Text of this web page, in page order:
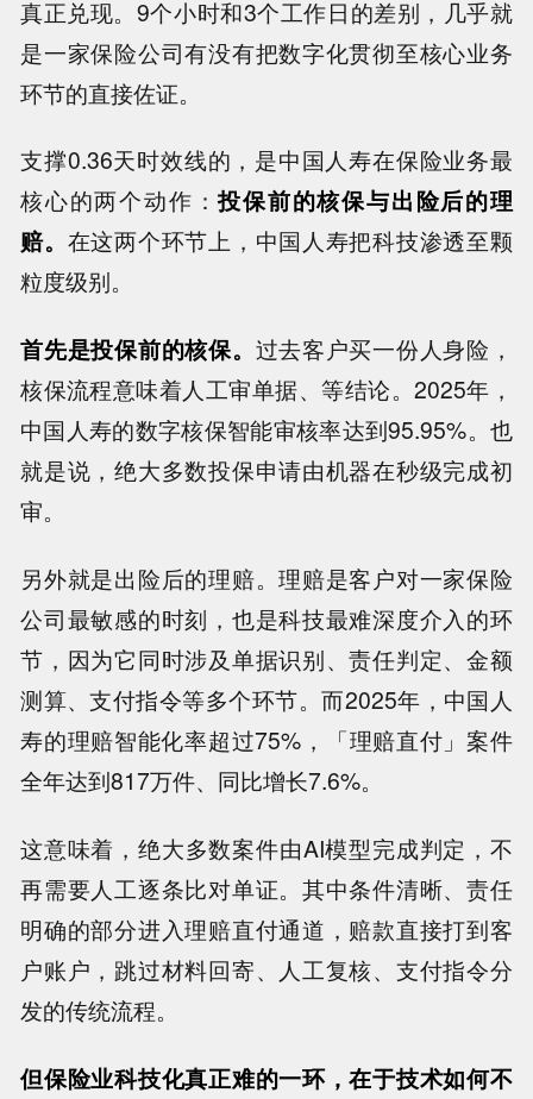
真正兑现。9个小时和3个工作日的差别，几乎就
是一家保险公司有没有把数字化贯彻至核心业务
环节的直接佐证。
支撑0.36天时效线的，是中国人寿在保险业务最
核心的两个动作：投保前的核保与出险后的理
赔。 在这两个环节上，中国人寿把科技渗透至颗
粒度级别。
首先是投保前的核保。 过去客户买一份人身险，
核保流程意味着人工审单据、等结论。2025年，
中国人寿的数字核保智能审核率达到95.95%。也
就是说，绝大多数投保申请由机器在秒级完成初
审。
另外就是出险后的理赔。理赔是客户对一家保险
公司最敏感的时刻，也是科技最难深度介入的环
节，因为它同时涉及单据识别、责任判定、金额
测算、支付指令等多个环节。而2025年，中国人
寿的理赔智能化率超过75%，「理赔直付」案件
全年达到817万件、同比增长7.6%。
这意味着，绝大多数案件由AI模型完成判定，不
再需要人工逐条比对单证。其中条件清晰、责任
明确的部分进入理赔直付通道，赔款直接打到客
户账户，跳过材料回寄、人工复核、支付指令分
发的传统流程。
但保险业科技化真正难的一环，在于技术如何不